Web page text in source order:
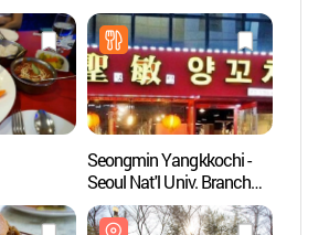
Seongmin Yangkkochi -
Seoul Nat'l Univ. Branch
(성민양꼬치 서울대입구)